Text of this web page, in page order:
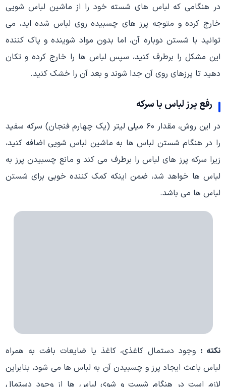
در هنگامی که لباس های شسته خود را از ماشین لباس شویی
خارج کرده و متوجه پرز های چسبیده روی لباس شده اید، می
توانید با شستن دوباره آن، اما بدون مواد شوینده و پاک کننده
این مشکل را برطرف کنید، سپس لباس ها را خارج کرده و تکان
دهید تا پرزهای روی آن جدا شوند و بعد آن را خشک کنید.
رفع پرز لباس با سرکه
در این روش، مقدار ۶۰ میلی لیتر (یک چهارم فنجان) سرکه سفید
را در هنگام شستن لباس ها به ماشین لباس شویی اضافه کنید،
زیرا سرکه پرز های لباس را برطرف می کند و مانع چسبیدن پرز به
لباس ها خواهد شد، ضمن اینکه کمک کننده خوبی برای شستن
لباس ها می باشد.
نکته : وجود دستمال کاغذی، کاغذ یا ضایعات بافت به همراه
لباس باعث ایجاد پرز و چسبیدن آن به لباس ها می شود، بنابراین